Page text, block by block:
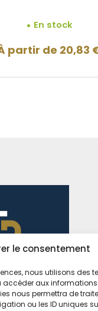
le consentement
nous utilisons des
accéder aux
nous permettra de
ou les ID uniques
En stock
partir de 20,83